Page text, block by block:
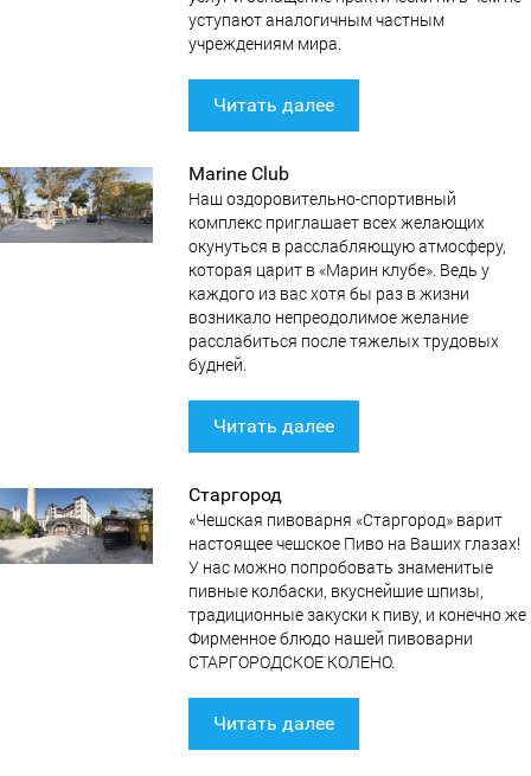
уступают аналогичным частным
учреждениям мира.
Читать далее
Marine Club
Наш оздоровительно-спортивный
комплекс приглашает всех желающих
окунуться в расслабляющую атмосферу,
которая царит в «Марин клубе». Ведь у
каждого из вас хотя бы раз в жизни
возникало непреодолимое желание
расслабиться после тяжелых трудовых
будней.
Читать далее
Старгород
«Чешская пивоварня «Старгород» варит
настоящее чешское Пиво на Ваших глазах!
У нас можно попробовать знаменитые
пивные колбаски, вкуснейшие шпизы,
традиционные закуски к пиву, и конечно же
Фирменное блюдо нашей пивоварни
СТАРГОРОДСКОЕ КОЛЕНО.
Читать далее